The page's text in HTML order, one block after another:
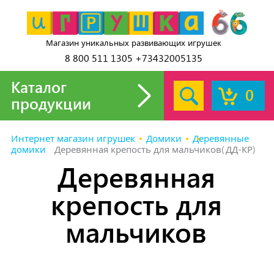
Магазин уникальных развивающих игрушек
8 800 511 1305 +73432005135
0
Каталог
продукции
Интернет магазин игрушек Домики
Деревянные
домики
Деревянная крепость для мальчиков(ДД-КР)
Деревянная
крепость для
мальчиков